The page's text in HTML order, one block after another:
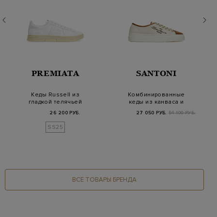
PREMIATA
Кеды Russell из
гладкой телячьей
кожи с принтом
Hedgeh…
26 200 РУБ.
SS25
SANTONI
Комбинированные
кеды из канваса и
кожи с принтом
27 050 РУБ. 54 100 РУБ.
ВСЕ ТОВАРЫ БРЕНДА